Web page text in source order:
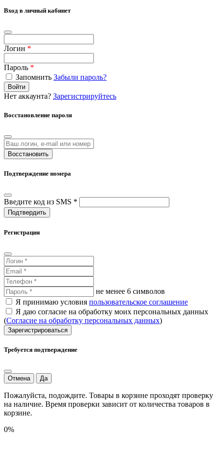
Вход в личный кабинет
Логин *
Пароль *
Запомнить Забыли пароль?
Войти
Нет аккаунта? Зарегистрируйтесь
Восстановление пароля
Восстановить
Подтверждение номера
Введите код из SMS *
Подтвердить
Регистрация
не менее 6 символов
Я принимаю условия пользовательское соглашение
Я даю согласие на обработку моих персональных данных
(Согласие на обработку персональных данных)
Зарегистрироваться
Требуется подтверждение
Отмена Да
Пожалуйста, подождите. Товары в корзине проходят проверку
на наличие. Время проверки зависит от количества товаров в
корзине.
0%